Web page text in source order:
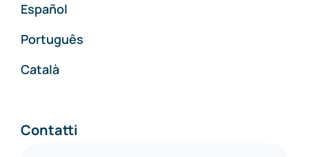
Español
Português
Català
Contatti